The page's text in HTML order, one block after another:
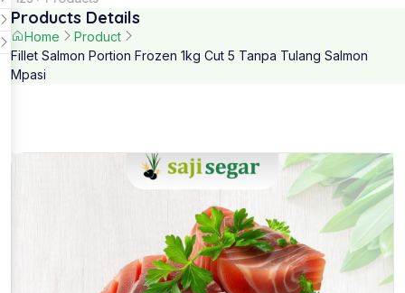
Products Details
Home
Product
Fillet Salmon Portion Frozen 1kg Cut 5 Tanpa Tulang Salmon
Mpasi